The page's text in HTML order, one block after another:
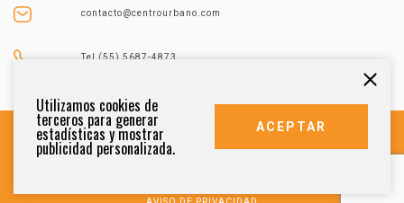
contacto@centrourbano.com
Tel (55) 5687-4873
Utilizamos cookies de
terceros para generar
estadísticas y mostrar
publicidad personalizada.
ACEPTAR